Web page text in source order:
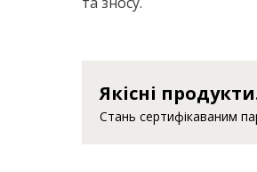
Якісні
Стань сертифікаваним